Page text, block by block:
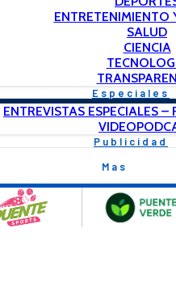
ENTRETENIMIENTO
SALUD
CIENCIA
Especiales
ENTREVISTAS ESPECIALES –
Publicidad
Mas